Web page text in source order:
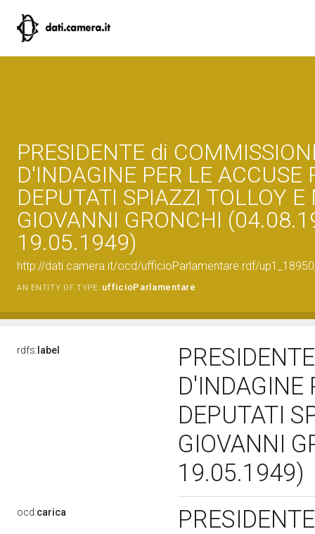
PRESIDENTE di
D'INDAGINE PER LE ACCUSE
DEPUTATI SPIAZZI TOLLOY
GIOVANNI GRONCHI
19.05.1949)
http://dati.camera.it/ocd/ufficioParlamentare.rdf/
AN ENTITY OF TYPE: ufficioParlamentare
rdfs: label
D'INDAGINE
DEPUTATI
GIOVANNI
19.05.1949)
ocd:carica